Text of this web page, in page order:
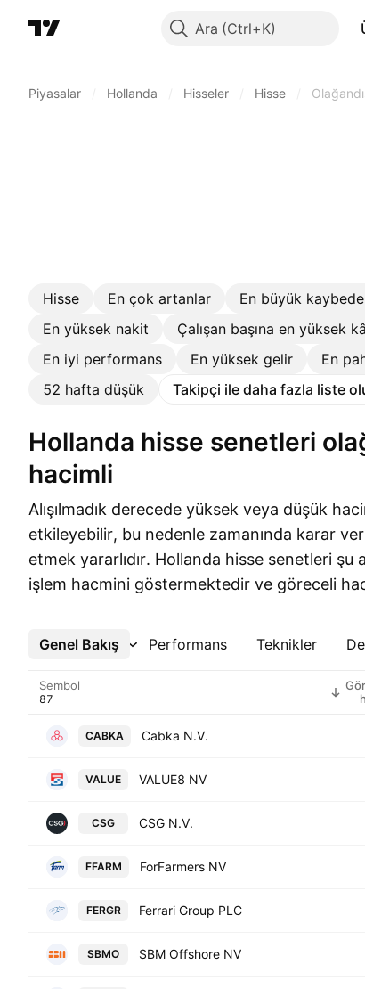
Ara
Piyasalar Hollanda Hisseler Hisse
Hisse En çok artanlar En büyük
En yüksek nakit
Çalışan başına en yüksek
En iyi performans
En yüksek gelir En
52 hafta düşük
Takipçi ile daha fazla liste
Hollanda hisse senetleri olağandışı işlem
hacimli
Alışılmadık derecede yüksek veya düşük
etkileyebilir, bu nedenle zamanında karar
etmek yararlıdır. Hollanda hisse senetleri şu
işlem hacmini göstermektedir ve göreceli
Genel Bakış Performans Teknikler
Daha Fazla
Sembol
CABKA Cabka N.V.
VALUE VALUE8 NV
CSG CSG N.V.
FFARM ForFarmers NV
FERGR Ferrari Group PLC
SBMO SBM Offshore NV